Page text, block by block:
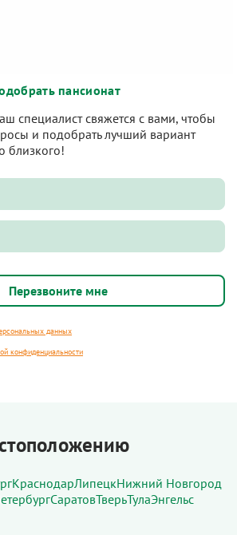
пансионат
специалист свяжется с вами, чтобы
и подобрать лучший вариант
близкого!
данных
конфиденциальности
КраснодарЛипецкНижний Новгород
СаратовТверьТулаЭнгельс